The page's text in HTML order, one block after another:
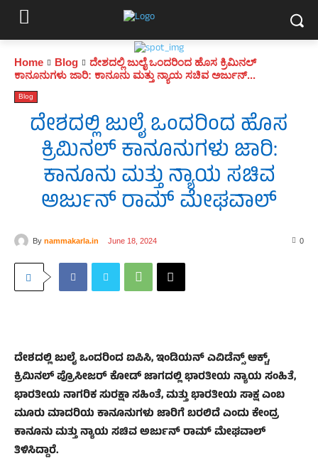
Home Blog
ದೇಶದಲ್ಲಿ ಜುಲೈ ಒಂದರಿಂದ ಹೊಸ ಕ್ರಿಮಿನಲ್
ಕಾನೂನುಗಳು ಜಾರಿ: ಕಾನೂನು ಮತ್ತು ನ್ಯಾಯ ಸಚಿವ ಅರ್ಜುನ್...
Blog
ದೇಶದಲ್ಲಿ ಜುಲೈ ಒಂದರಿಂದ ಹೊಸ
ಕ್ರಿಮಿನಲ್ ಕಾನೂನುಗಳು ಜಾರಿ:
ಕಾನೂನು ಮತ್ತು ನ್ಯಾಯ ಸಚಿವ
ಅರ್ಜುನ್ ರಾಮ್ ಮೇಘವಾಲ್
By nammakarla.in June 18, 2024 0
ದೇಶದಲ್ಲಿ ಜುಲೈ ಒಂದರಿಂದ ಐಪಿಸಿ, ಇಂಡಿಯನ್ ಎವಿಡೆನ್ಸ್ ಆಕ್ಟ್,
ಕ್ರಿಮಿನಲ್ ಪ್ರೊಸೀಜರ್ ಕೋಡ್ ಜಾಗದಲ್ಲಿ ಭಾರತೀಯ ನ್ಯಾಯ ಸಂಹಿತೆ,
ಭಾರತೀಯ ನಾಗರಿಕ ಸುರಕ್ಷಾ ಸಹಿಂತೆ, ಮತ್ತು ಭಾರತೀಯ ಸಾಕ್ಷ ಎಂಬ
ಮೂರು ಮಾದರಿಯ ಕಾನೂನುಗಳು ಜಾರಿಗೆ ಬರಲಿದೆ ಎಂದು ಕೇಂದ್ರ
ಕಾನೂನು ಮತ್ತು ನ್ಯಾಯ ಸಚಿವ ಅರ್ಜುನ್ ರಾಮ್ ಮೇಘವಾಲ್
ತಿಳಿಸಿದ್ದಾರೆ.